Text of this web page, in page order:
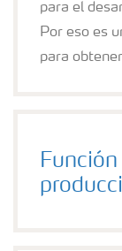
para el
Por eso es
para